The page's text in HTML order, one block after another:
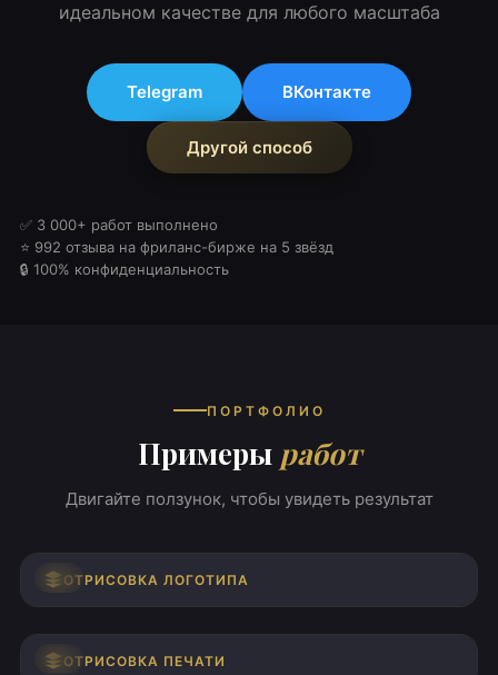
идеальном качестве для любого масштаба
Telegram ВКонтакте
Другой способ
✅ 3 000+ работ выполнено
⭐ 992 отзыва на фриланс-бирже на 5 звёзд
🔒 100% конфиденциальность
ПОРТФОЛИО
Примеры работ
Двигайте ползунок, чтобы увидеть результат
ОТРИСОВКА ЛОГОТИПА
ДО
ОТРИСОВКА ПЕЧАТИ
ДО